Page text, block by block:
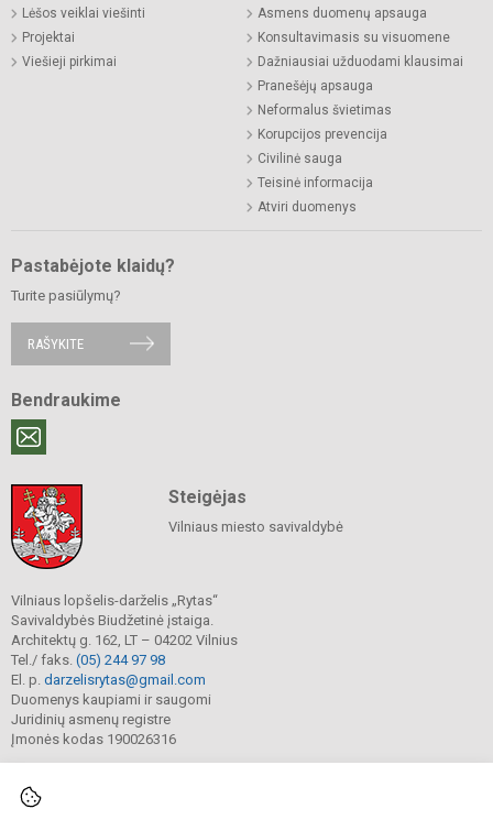
Lėšos veiklai viešinti
Projektai
Viešieji pirkimai
Asmens duomenų apsauga
Konsultavimasis su visuomene
Dažniausiai užduodami klausimai
Pranešėjų apsauga
Neformalus švietimas
Korupcijos prevencija
Civilinė sauga
Teisinė informacija
Atviri duomenys
Pastabėjote klaidų?
Turite pasiūlymų?
RAŠYKITE
Bendraukime
Steigėjas
Vilniaus miesto savivaldybė
Vilniaus lopšelis-darželis „Rytas“
Savivaldybės Biudžetinė įstaiga.
Architektų g. 162, LT – 04202 Vilnius
Tel./ faks. (05) 244 97 98
El. p. darzelisrytas@gmail.com
Duomenys kaupiami ir saugomi
Juridinių asmenų registre
Įmonės kodas 190026316